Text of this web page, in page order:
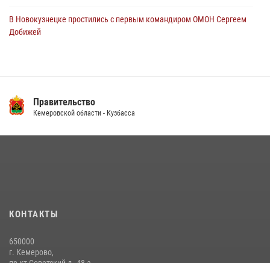
В Новокузнецке простились с первым командиром ОМОН Сергеем
Добижей
14 июля 2026, 08:52 1
20 июля 2026, 08:52
гипермаркета товары на 13 тысяч рублей (ВИДЕО)
Правительство
Кемеровской области - Кузбасса
КОНТАКТЫ
650000
г. Кемерово,